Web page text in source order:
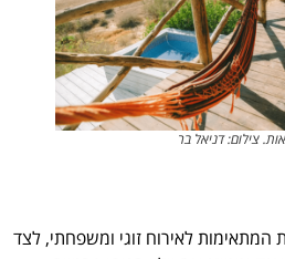
צילום: דניאל בר
המתאימות לאירוח זוגי ומשפחתי, לצד